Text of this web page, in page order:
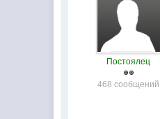
Постоялец
468 сообщений